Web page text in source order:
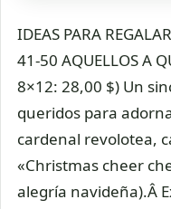
IDEAS PARA
41-50 AQUELLOS A
8×12: 28,00 $) Un
queridos para
cardenal revolotea,
«Christmas cheer
alegría navideña).Â